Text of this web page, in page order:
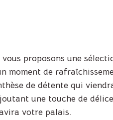
proposons une
moment de
de détente qui
une touche de
votre palais.